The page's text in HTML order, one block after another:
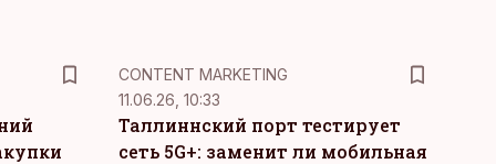
KM
CONTENT MARKETING
11.06.26, 10:33
Таллиннский порт тестирует
сеть 5G+: заменит ли мобильная